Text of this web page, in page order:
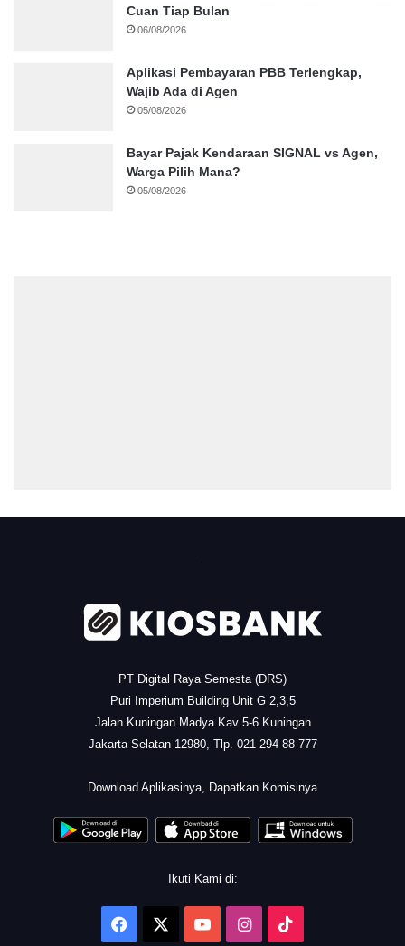
Cuan Tiap Bulan
06/08/2026
Aplikasi Pembayaran PBB Terlengkap,
Wajib Ada di Agen
05/08/2026
Bayar Pajak Kendaraan SIGNAL vs Agen,
Warga Pilih Mana?
05/08/2026
PT Digital Raya Semesta (DRS)
Puri Imperium Building Unit G 2,3,5
Jalan Kuningan Madya Kav 5-6 Kuningan
Jakarta Selatan 12980, Tlp. 021 294 88 777
Download Aplikasinya, Dapatkan Komisinya
Ikuti Kami di:
Facebook YouTubeInstagram